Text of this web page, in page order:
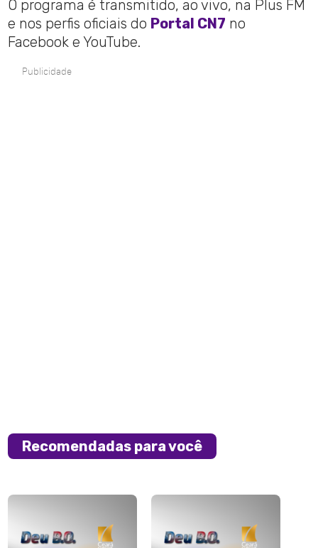
O programa é transmitido, ao vivo, na Plus FM
e nos perfis oficiais do Portal CN7 no
Facebook e YouTube.
Publicidade
Recomendadas para você